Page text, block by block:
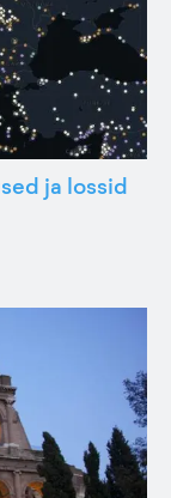
ja lossid